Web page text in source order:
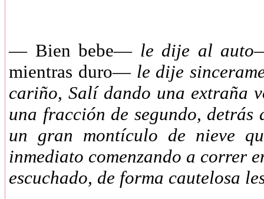
— Bien bebe— le dije al auto
mientras duro—le dije
cariño, Salí dando una extraña
una fracción de segundo,
un gran montículo de nieve
inmediato comenzando a correr
escuchado, de forma cautelosa